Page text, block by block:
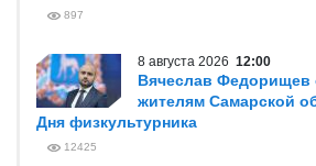
897
8 августа 2026 12:00
Вячеслав Федорищев
жителям Самарской
Дня физкультурника
12425